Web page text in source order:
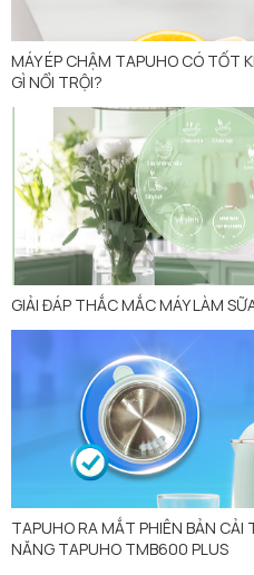
MÁY ÉP CHẬM TAPUHO CÓ TỐT
GÌ NỔI TRỘI?
GIẢI ĐÁP THẮC MẮC MÁY LÀM
TAPUHO RA MẮT PHIÊN BẢN CẢI
NĂNG TAPUHO TMB600 PLUS